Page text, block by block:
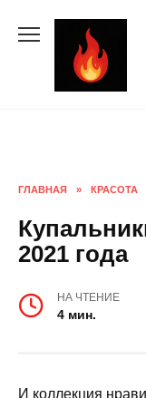
ГЛАВНАЯ » КРАСОТА
2021 года
НА ЧТЕНИЕ
4 мин.
И коллекция